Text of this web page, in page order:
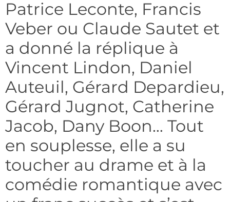
Patrice Leconte, Francis
Veber ou Claude Sautet et
a donné la réplique à
Vincent Lindon, Daniel
Auteuil, Gérard Depardieu,
Gérard Jugnot, Catherine
Jacob, Dany Boon… Tout
en souplesse, elle a su
toucher au drame et à la
comédie romantique avec